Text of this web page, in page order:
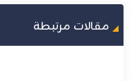
مقالات مرتبطة